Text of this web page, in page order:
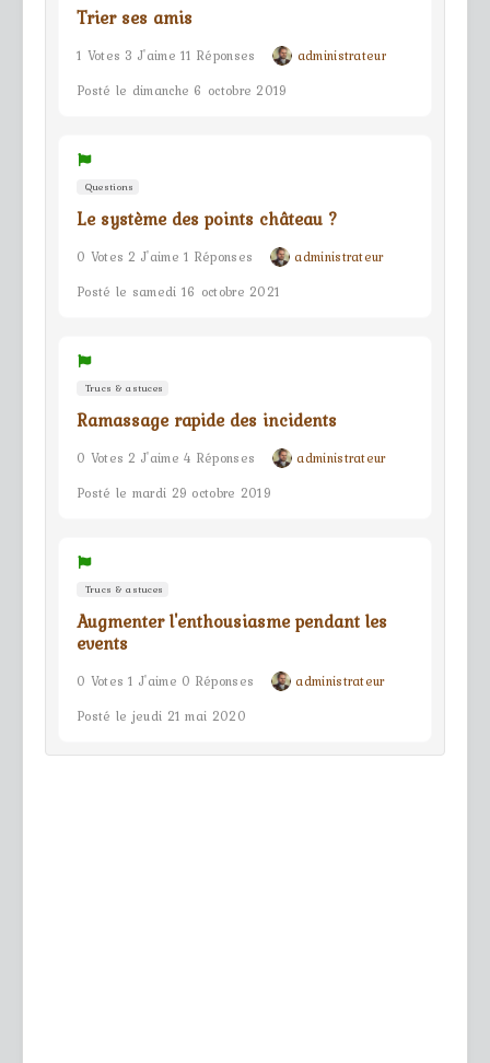
Trier ses amis
1 Votes 3 J'aime 11 Réponses
administrateur
Posté le dimanche 6 octobre 2019
Questions
Le système des points château ?
0 Votes 2 J'aime 1 Réponses
administrateur
Posté le samedi 16 octobre 2021
Trucs & astuces
Ramassage rapide des incidents
0 Votes 2 J'aime 4 Réponses
administrateur
Posté le mardi 29 octobre 2019
Trucs & astuces
Augmenter l'enthousiasme pendant les
events
0 Votes 1 J'aime 0 Réponses
administrateur
Posté le jeudi 21 mai 2020